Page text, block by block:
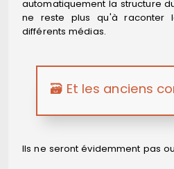
automatiquement la structure
ne reste plus qu'à raconter
différents médias.
🗃️ Et les anciens
Ils ne seront évidemment pas